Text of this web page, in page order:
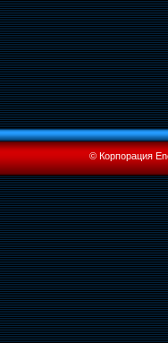
© Корпорация